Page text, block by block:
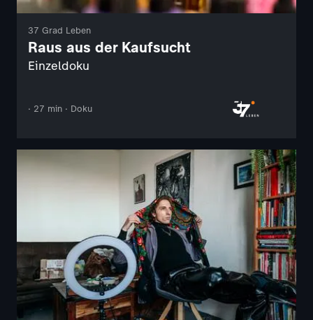
37 Grad Leben
Raus aus der Kaufsucht
Einzeldoku
· 27 min · Doku